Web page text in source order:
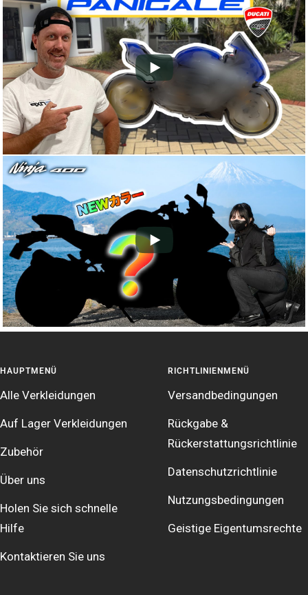
HAUPTMENÜ
Alle Verkleidungen
Auf Lager Verkleidungen
Zubehör
Über uns
Holen Sie sich schnelle
Hilfe
Kontaktieren Sie uns
RICHTLINIENMENÜ
Versandbedingungen
Rückgabe &
Rückerstattungsrichtlinie
Datenschutzrichtlinie
Nutzungsbedingungen
Geistige Eigentumsrechte